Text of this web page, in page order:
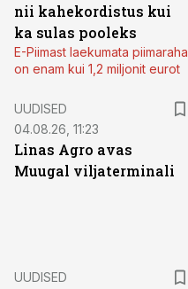
nii kahekordistus kui
ka sulas pooleks
E-Piimast laekumata piimaraha
on enam kui 1,2 miljonit eurot
UUDISED
04.08.26, 11:23
Linas Agro avas
Muugal viljaterminali
UUDISED